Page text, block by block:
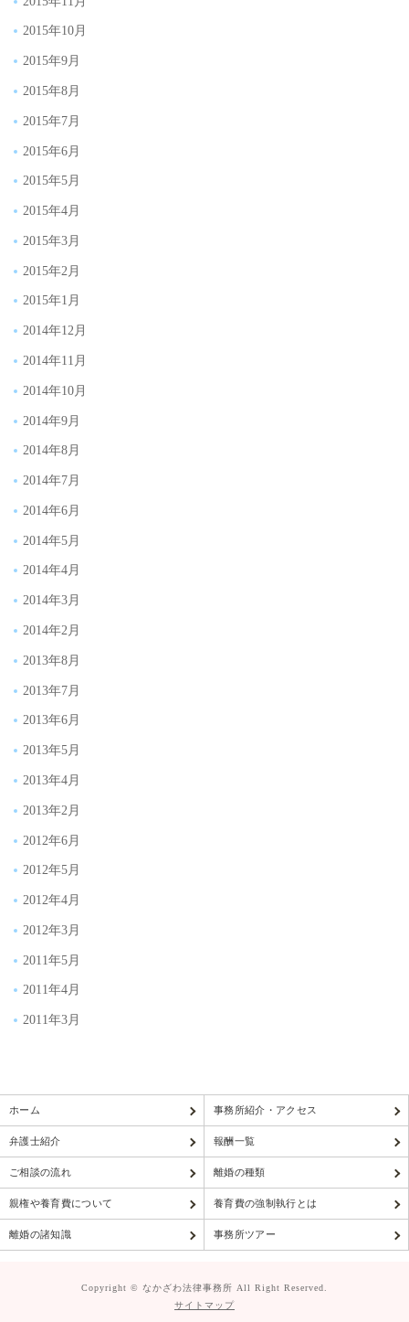
2015年10月
2015年9月
2015年8月
2015年7月
2015年6月
2015年5月
2015年4月
2015年3月
2015年2月
2015年1月
2014年12月
2014年11月
2014年10月
2014年9月
2014年8月
2014年7月
2014年6月
2014年5月
2014年4月
2014年3月
2014年2月
2013年8月
2013年7月
2013年6月
2013年5月
2013年4月
2013年2月
2012年6月
2012年5月
2012年4月
2012年3月
2011年5月
2011年4月
2011年3月
ホーム 事務所紹介・アクセス
弁護士紹介 報酬一覧
ご相談の流れ 離婚の種類
親権や養育費について 養育費の強制執行とは
離婚の諸知識 事務所ツアー
Copyright © なかざわ法律事務所 All Right Reserved.
サイトマップ